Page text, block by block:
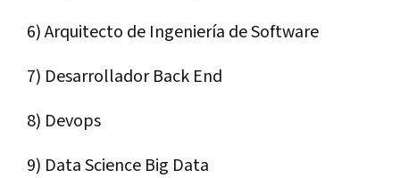
6) Arquitecto de Ingeniería de Software
7) Desarrollador Back End
8) Devops
9) Data Science Big Data